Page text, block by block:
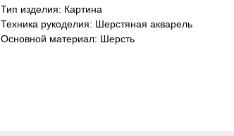
Тип изделия: Картина
Техника рукоделия: Шерстяная акварель
Основной материал: Шерсть